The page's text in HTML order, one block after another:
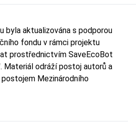
byla aktualizována s podporou
fondu v rámci projektu
prostřednictvím SaveEcoBot
Materiál odráží postoj autorů a
Mezinárodního